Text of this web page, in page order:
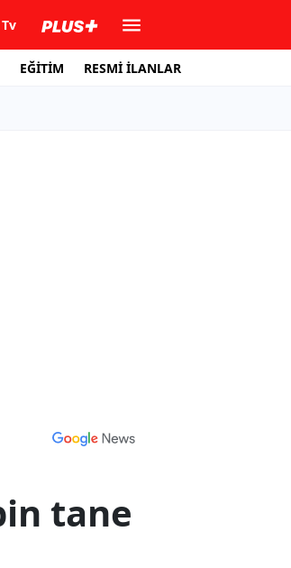
EĞİTİM RESMİ İLANLAR
tane